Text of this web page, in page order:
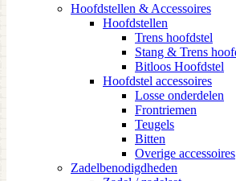
Hoofdstellen & Accessoires
Hoofdstellen
Trens hoofdstel
Stang & Trens
Bitloos Hoofdstel
Hoofdstel accessoires
Losse onderdelen
Frontriemen
Teugels
Bitten
Overige accessoires
Zadelbenodigdheden